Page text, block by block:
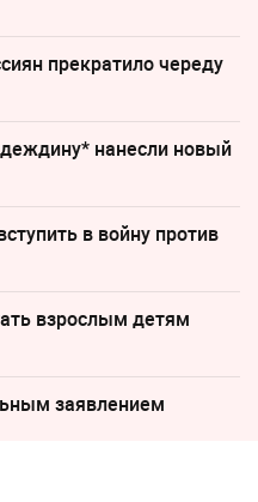
прекратило череду
нанесли новый
в войну против
взрослым детям
заявлением